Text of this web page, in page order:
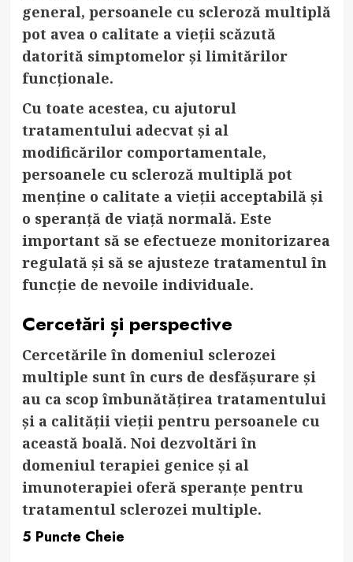
general, persoanele cu scleroză multiplă
pot avea o calitate a vieții scăzută
datorită simptomelor și limitărilor
funcționale.
Cu toate acestea, cu ajutorul
tratamentului adecvat și al
modificărilor comportamentale,
persoanele cu scleroză multiplă pot
menține o calitate a vieții acceptabilă și
o speranță de viață normală. Este
important să se efectueze monitorizarea
regulată și să se ajusteze tratamentul în
funcție de nevoile individuale.
Cercetări și perspective
Cercetările în domeniul sclerozei
multiple sunt în curs de desfășurare și
au ca scop îmbunătățirea tratamentului
și a calității vieții pentru persoanele cu
această boală. Noi dezvoltări în
domeniul terapiei genice și al
imunoterapiei oferă speranțe pentru
tratamentul sclerozei multiple.
5 Puncte Cheie